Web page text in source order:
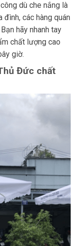
dù che nắng là
các hàng quán
hãy nhanh tay
chất lượng cao
giờ.
Đức chất